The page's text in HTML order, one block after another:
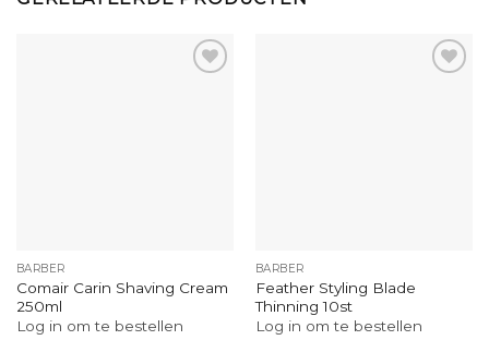
BARBER
Comair Carin Shaving Cream
250ml
Log in om te bestellen
BARBER
Feather Styling Blade
Thinning 10st
Log in om te bestellen